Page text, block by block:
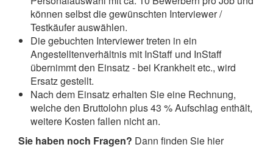
können selbst die gewünschten Interviewer /
Testkäufer auswählen.
Die gebuchten Interviewer treten in ein
Angestelltenverhältnis mit InStaff und InStaff
übernimmt den Einsatz - bei Krankheit etc., wird
Ersatz gestellt.
Nach dem Einsatz erhalten Sie eine Rechnung,
welche den Bruttolohn plus 43 % Aufschlag enthält,
weitere Kosten fallen nicht an.
Sie haben noch Fragen? Dann finden Sie hier